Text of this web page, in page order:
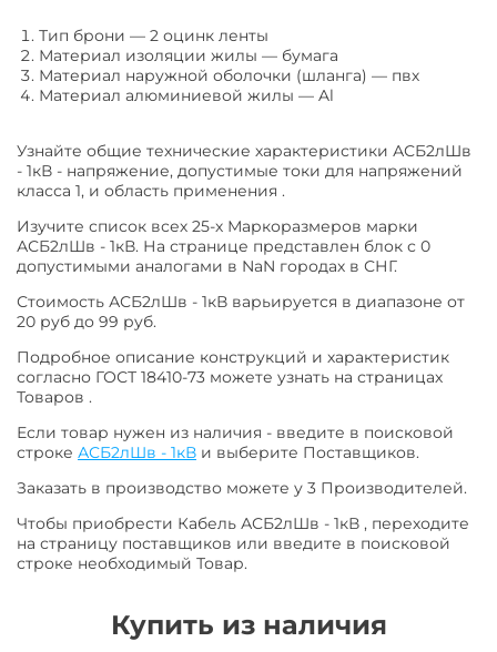
Тип брони — 2 оцинк ленты
Материал изоляции жилы — бумага
Материал наружной оболочки (шланга) — пвх
Материал алюминиевой жилы — Al
Узнайте общие технические характеристики АСБ2лШв
- 1кВ - напряжение, допустимые токи для напряжений
класса 1, и область применения .
Изучите список всех 25-х Маркоразмеров марки
АСБ2лШв - 1кВ. На странице представлен блок с 0
допустимыми аналогами в NaN городах в СНГ.
Стоимость АСБ2лШв - 1кВ варьируется в диапазоне от
20 руб до 99 руб.
Подробное описание конструкций и характеристик
согласно ГОСТ 18410-73 можете узнать на страницах
Товаров .
Если товар нужен из наличия - введите в поисковой
строке АСБ2лШв - 1кВ и выберите Поставщиков.
Заказать в производство можете у 3 Производителей.
Чтобы приобрести Кабель АСБ2лШв - 1кВ , переходите
на страницу поставщиков или введите в поисковой
строке необходимый Товар.
Купить из наличия